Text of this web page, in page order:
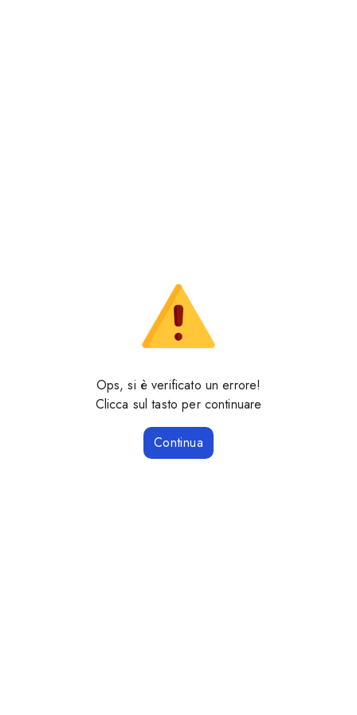
Ops, si è verificato un errore!
Clicca sul tasto per continuare
Continua